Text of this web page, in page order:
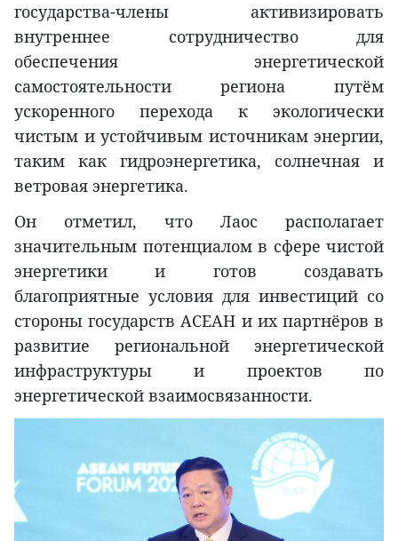
государства-члены активизировать
внутреннее сотрудничество для
обеспечения энергетической
самостоятельности региона путём
ускоренного перехода к экологически
чистым и устойчивым источникам энергии,
таким как гидроэнергетика, солнечная и
ветровая энергетика.
Он отметил, что Лаос располагает
значительным потенциалом в сфере чистой
энергетики и готов создавать
благоприятные условия для инвестиций со
стороны государств АСЕАН и их партнёров в
развитие региональной энергетической
инфраструктуры и проектов по
энергетической взаимосвязанности.